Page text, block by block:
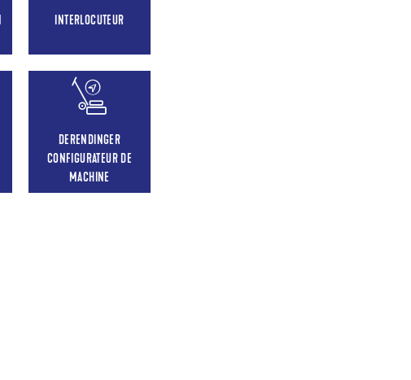
INTERLOCUTEUR
DERENDINGER
CONFIGURATEUR DE
MACHINE